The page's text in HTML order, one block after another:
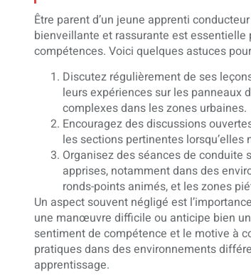
Être parent d’un jeune apprenti
bienveillante et rassurante est
compétences. Voici quelques astuces
Discutez régulièrement de ses
leurs expériences sur les panneaux
complexes dans les zones urbaines.
Encouragez des discussions
les sections pertinentes
Organisez des séances de
apprises, notamment dans des
ronds-points animés, et les zones
Un aspect souvent négligé est
une manœuvre difficile ou anticipe bien
sentiment de compétence et le motive à
pratiques dans des environnements
apprentissage.